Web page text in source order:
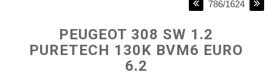
786/1624
PEUGEOT 308 SW 1.2
PURETECH 130K BVM6 EURO
6.2